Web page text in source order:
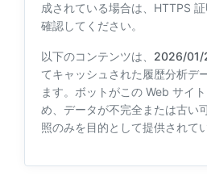
成されている場合は、HTTPS
確認してください。
以下のコンテンツは、 2026/01/
てキャッシュされた履歴分析デ
ます。ボットがこの Web サイ
め、データが不完全または古い
照のみを目的として提供されて